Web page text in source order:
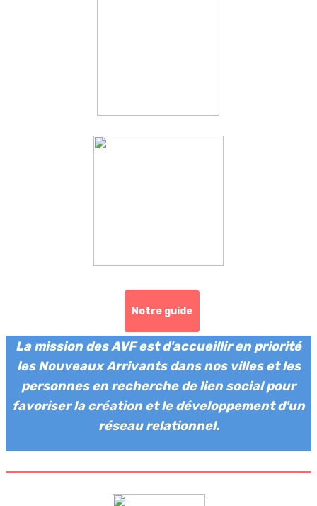
Notre guide
La mission des AVF est d'accueillir en priorité
les Nouveaux Arrivants dans nos villes et les
personnes en recherche de lien social pour
favoriser la création et le développement d'un
réseau relationnel.